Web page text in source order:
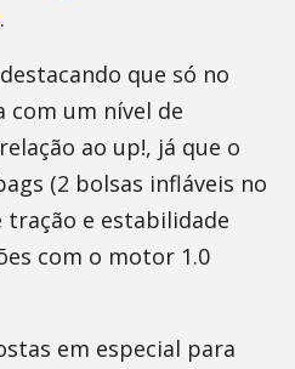
.
que só no
com um nível de
ao up!, já que o
(2 bolsas infláveis no
tração e estabilidade
com o motor 1.0
em especial para